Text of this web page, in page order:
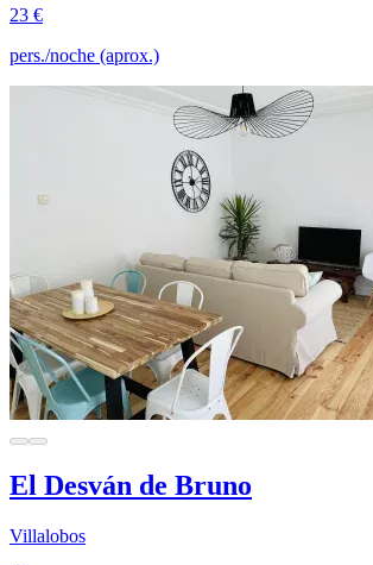
23 €
pers./noche (aprox.)
El Desván de Bruno
Villalobos